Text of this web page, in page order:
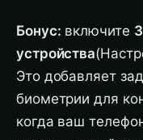
Бонус: включите
устройства
Это добавляет
биометрии для
когда ваш